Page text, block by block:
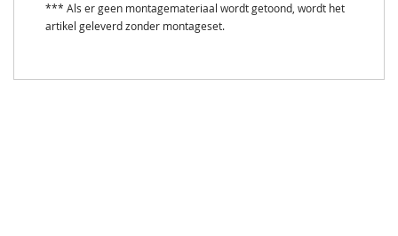
*** Als er geen montagemateriaal wordt getoond, wordt het
artikel geleverd zonder montageset.